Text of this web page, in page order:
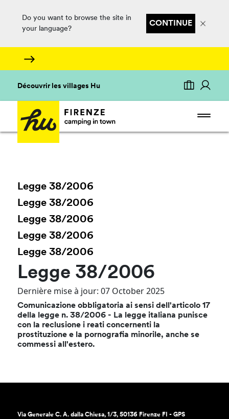
Do you want to browse the site in
your language?
CONTINUE
Découvrir les villages Hu
Legge 38/2006
Legge 38/2006
Legge 38/2006
Legge 38/2006
Legge 38/2006
Legge 38/2006
Dernière mise à jour: 07 October 2025
Comunicazione obbligatoria ai sensi dell'articolo 17
della legge n. 38/2006 - La legge italiana punisce
con la reclusione i reati concernenti la
prostituzione e la pornografia minorile, anche se
commessi all'estero.
Via Generale C. A. dalla Chiesa, 1/3, 50136 Firenze FI - GPS